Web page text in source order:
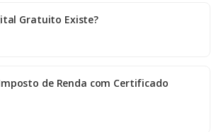
Gratuito Existe?
de Renda com Certificado